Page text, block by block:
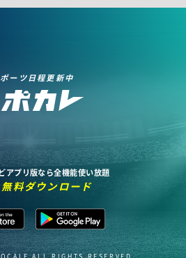
ーツ日程更新中
アプリ版なら全機能使い放題
料ダウンロード